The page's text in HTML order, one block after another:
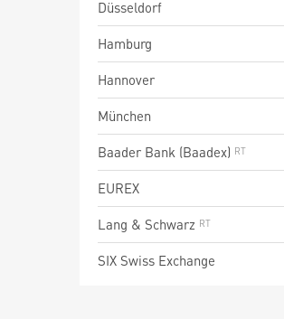
Düsseldorf
Hamburg
Hannover
München
Baader Bank (Baadex)
EUREX
Lang & Schwarz
SIX Swiss Exchange